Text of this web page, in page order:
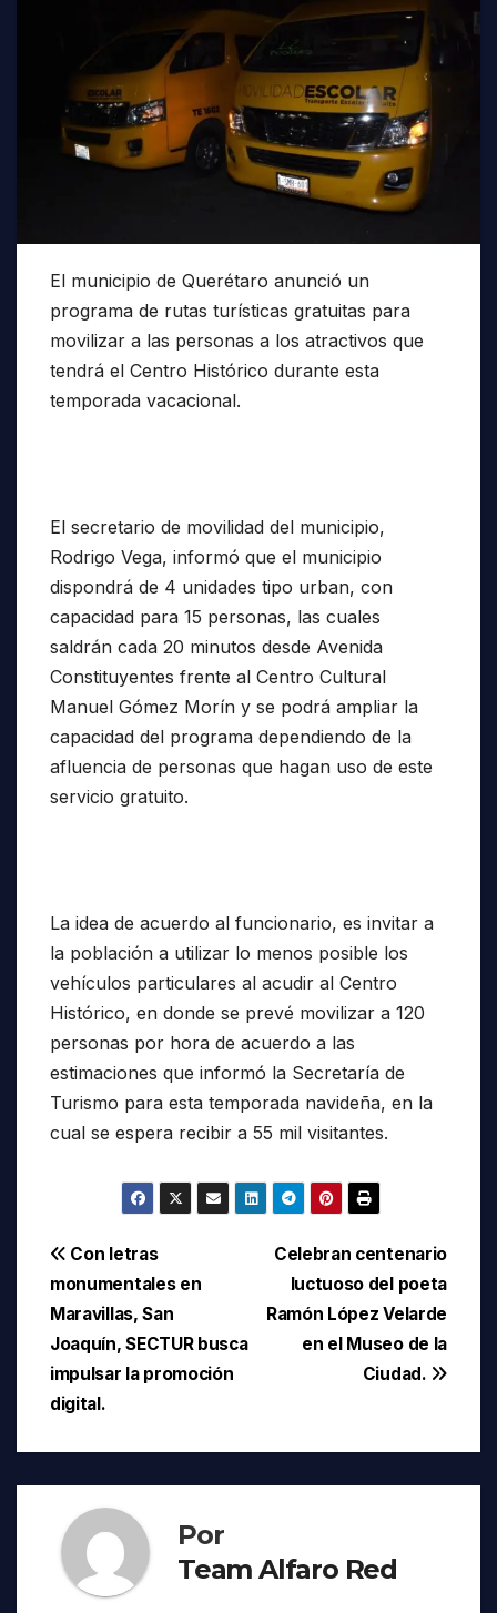
El municipio de Querétaro anunció un
programa de rutas turísticas gratuitas para
movilizar a las personas a los atractivos que
tendrá el Centro Histórico durante esta
temporada vacacional.
El secretario de movilidad del municipio,
Rodrigo Vega, informó que el municipio
dispondrá de 4 unidades tipo urban, con
capacidad para 15 personas, las cuales
saldrán cada 20 minutos desde Avenida
Constituyentes frente al Centro Cultural
Manuel Gómez Morín y se podrá ampliar la
capacidad del programa dependiendo de la
afluencia de personas que hagan uso de este
servicio gratuito.
La idea de acuerdo al funcionario, es invitar a
la población a utilizar lo menos posible los
vehículos particulares al acudir al Centro
Histórico, en donde se prevé movilizar a 120
personas por hora de acuerdo a las
estimaciones que informó la Secretaría de
Turismo para esta temporada navideña, en la
cual se espera recibir a 55 mil visitantes.
Navegación
de
entradas
Celebran centenario
luctuoso del poeta
Ramón López Velarde
en el Museo de la
Ciudad.
Con letras
monumentales en
Maravillas, San
Joaquín, SECTUR busca
impulsar la promoción
digital.
Por
Team Alfaro Red